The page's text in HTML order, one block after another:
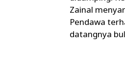
Zainal
Pendawa
datangnya